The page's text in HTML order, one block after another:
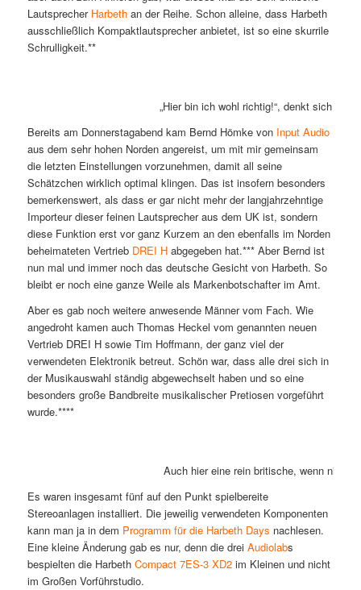
Lautsprecher Harbethan der Reihe. Schon alleine, dass Harbeth
ausschließlich Kompaktlautsprecher anbietet, ist so eine skurrile
Schrulligkeit.**
„Hier bin ich wohl richtig!“, denkt sich
Bereits am Donnerstagabend kam Bernd Hömke von Input Audio
aus dem sehr hohen Norden angereist, um mit mir gemeinsam
die letzten Einstellungen vorzunehmen, damit all seine
Schätzchen wirklich optimal klingen. Das ist insofern besonders
bemerkenswert, als dass er gar nicht mehr der langjahrzehntige
Importeur dieser feinen Lautsprecher aus dem UK ist, sondern
diese Funktion erst vor ganz Kurzem an den ebenfalls im Norden
beheimateten Vertrieb DREI Habgegeben hat.*** Aber Bernd ist
nun mal und immer noch das deutsche Gesicht von Harbeth. So
bleibt er noch eine ganze Weile als Markenbotschafter im Amt.
Aber es gab noch weitere anwesende Männer vom Fach. Wie
angedroht kamen auch Thomas Heckel vom genannten neuen
Vertrieb DREI H sowie Tim Hoffmann, der ganz viel der
verwendeten Elektronik betreut. Schön war, dass alle drei sich in
der Musikauswahl ständig abgewechselt haben und so eine
besonders große Bandbreite musikalischer Pretiosen vorgeführt
wurde.****
Auch hier eine rein britische, wenn nicht
Es waren insgesamt fünf auf den Punkt spielbereite
Stereoanlagen installiert. Die jeweilig verwendeten Komponenten
kann man ja in dem Programm für die Harbeth Days nachlesen.
Eine kleine Änderung gab es nur, denn die drei Audiolabs
bespielten die Harbeth Compact 7ES-3 XD2im Kleinen und nicht
im Großen Vorführstudio.